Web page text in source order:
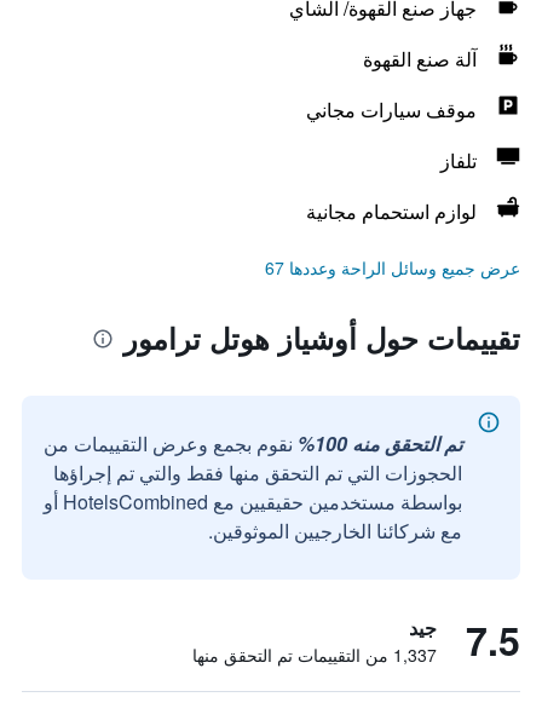
جهاز صنع القهوة/ الشاي
آلة صنع القهوة
موقف سيارات مجاني
تلفاز
لوازم استحمام مجانية
عرض جميع وسائل الراحة وعددها 67
تقييمات حول أوشياز هوتل ترامور
تم التحقق منه 100%
نقوم بجمع وعرض التقييمات من
الحجوزات التي تم التحقق منها فقط والتي تم إجراؤها
بواسطة مستخدمين حقيقيين مع HotelsCombined أو
مع شركائنا الخارجيين الموثوقين.
7.5 جيد
1,337 من التقييمات تم التحقق منها